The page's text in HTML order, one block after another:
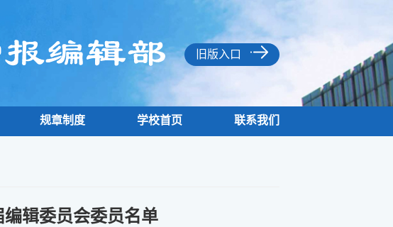
旧版入口
规章制度 学校首页 联系我们
辑委员会委员名单